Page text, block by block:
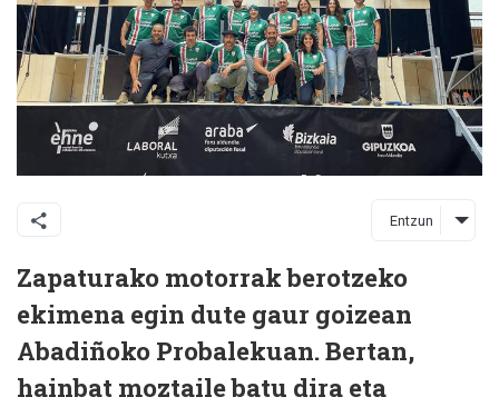
Entzun
Zapaturako motorrak berotzeko
ekimena egin dute gaur goizean
Abadiñoko Probalekuan. Bertan,
hainbat moztaile batu dira eta